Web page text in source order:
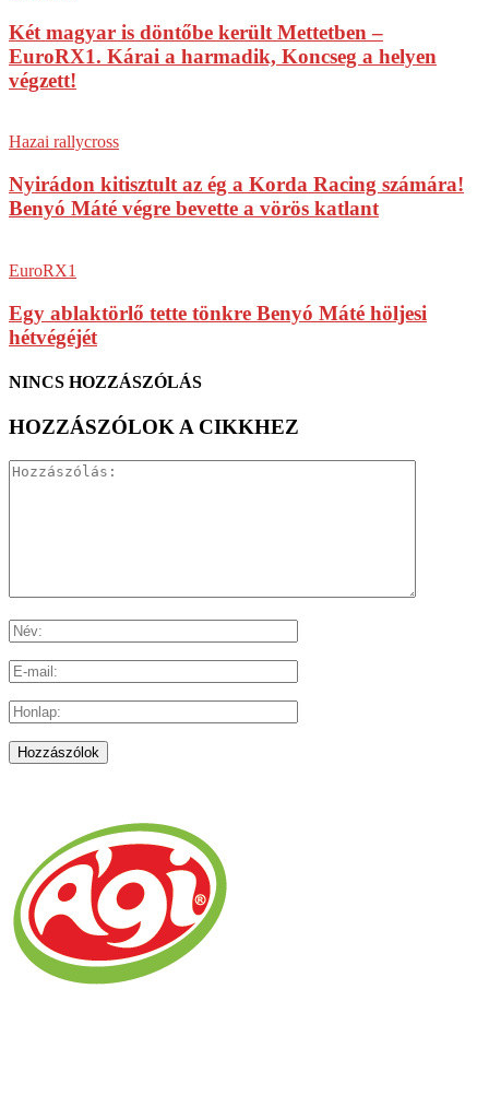
Két magyar is döntőbe került Mettetben –
EuroRX1. Kárai a harmadik, Koncseg a helyen
végzett!
Hazai rallycross
Nyirádon kitisztult az ég a Korda Racing számára!
Benyó Máté végre bevette a vörös katlant
EuroRX1
Egy ablaktörlő tette tönkre Benyó Máté höljesi
hétvégéjét
NINCS HOZZÁSZÓLÁS
HOZZÁSZÓLOK A CIKKHEZ